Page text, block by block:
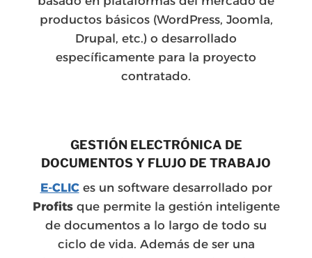
productos básicos (WordPress, Joomla,
Drupal, etc.) o desarrollado
específicamente para la proyecto
contratado.
GESTIÓN ELECTRÓNICA DE
DOCUMENTOS Y FLUJO DE TRABAJO
E-CLICes un software desarrollado por
Profits que permite la gestión inteligente
de documentos a lo largo de todo su
ciclo de vida. Además de ser una